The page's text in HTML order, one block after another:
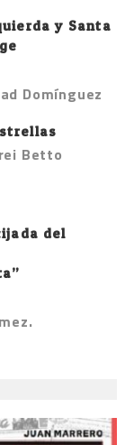
y Santa
Domínguez
Betto
del